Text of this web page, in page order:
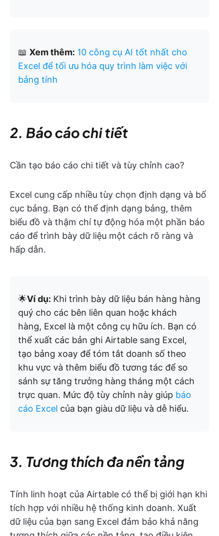
📖 Xem thêm: 10 công cụ AI tốt nhất cho
Excel để tối ưu hóa quy trình làm việc với
bảng tính
2. Báo cáo chi tiết
Cần tạo báo cáo chi tiết và tùy chỉnh cao?
Excel cung cấp nhiều tùy chọn định dạng và bố
cục bảng. Bạn có thể định dạng bảng, thêm
biểu đồ và thậm chí tự động hóa một phần báo
cáo để trình bày dữ liệu một cách rõ ràng và
hấp dẫn.
🌟Ví dụ: Khi trình bày dữ liệu bán hàng hàng
quý cho các bên liên quan hoặc khách
hàng, Excel là một công cụ hữu ích. Bạn có
thể xuất các bản ghi Airtable sang Excel,
tạo bảng xoay để tóm tắt doanh số theo
khu vực và thêm biểu đồ tương tác để so
sánh sự tăng trưởng hàng tháng một cách
trực quan. Mức độ tùy chỉnh này giúp báo
cáo Excel của bạn giàu dữ liệu và dễ hiểu.
3. Tương thích đa nền tảng
Tính linh hoạt của Airtable có thể bị giới hạn khi
tích hợp với nhiều hệ thống kinh doanh. Xuất
dữ liệu của bạn sang Excel đảm bảo khả năng